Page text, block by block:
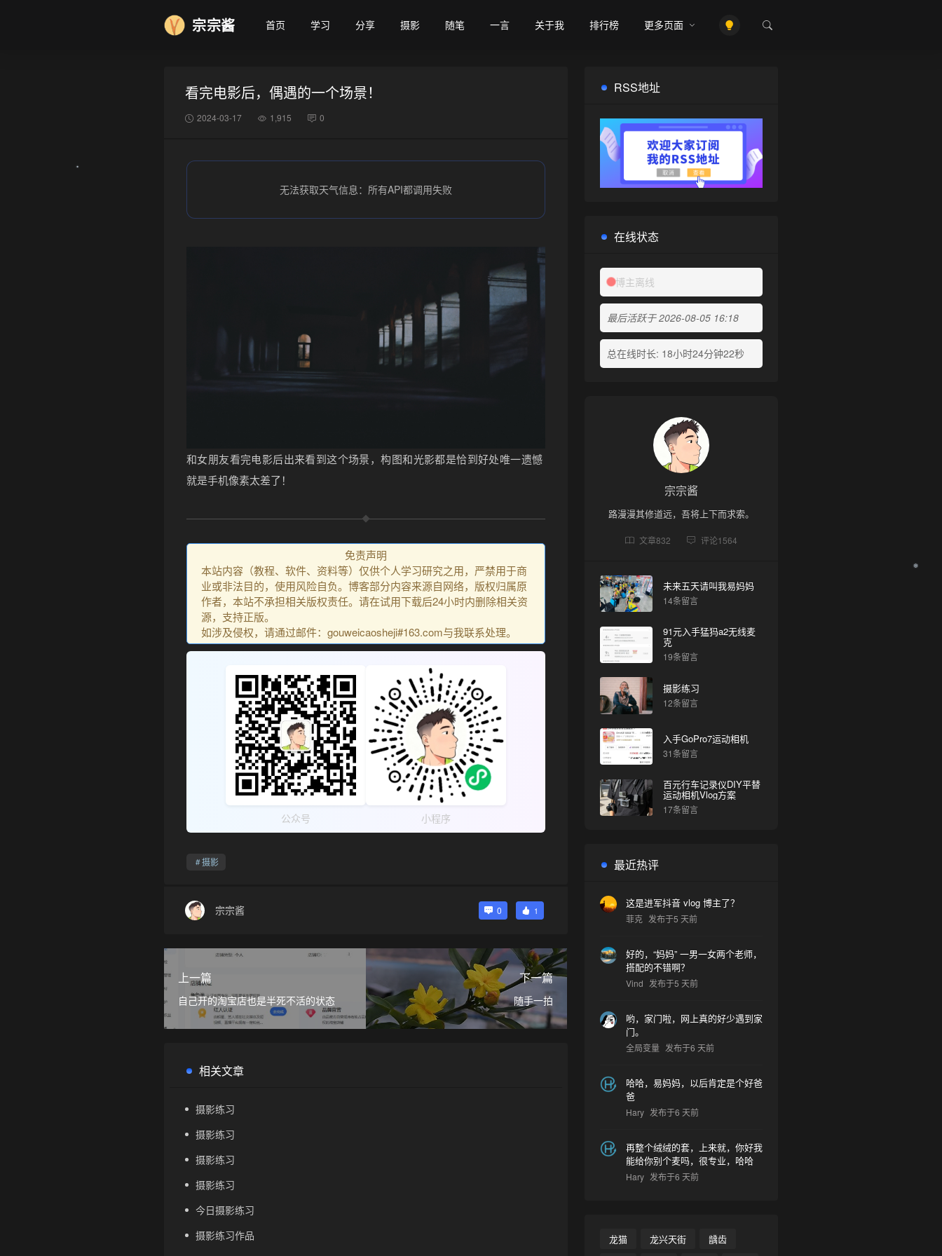
宗宗酱 首页 学习 分享 摄影 随笔 一言 关于我 排行榜 更多页面
看完电影后，偶遇的一个场景！
2024-03-17 1,915 0
无法获取天气信息：所有API都调用失败
和女朋友看完电影后出来看到这个场景，构图和光影都是恰到好处唯一遗憾
就是手机像素太差了！
免责声明
本站内容（教程、软件、资料等）仅供个人学习研究之用，严禁用于商
业或非法目的，使用风险自负。博客部分内容来源自网络，版权归属原
作者，本站不承担相关版权责任。请在试用下载后24小时内删除相关资
源，支持正版。
如涉及侵权，请通过邮件：gouweicaosheji#163.com与我联系处理。
公众号 小程序
摄影
宗宗酱 0 1
上一篇
自己开的淘宝店也是半死不活的状态
下一篇
随手一拍
相关文章
摄影练习
摄影练习
摄影练习
摄影练习
今日摄影练习
摄影练习作品
RSS地址
在线状态
博主离线
最后活跃于 2026-08-05 16:18
总在线时长: 18小时24分钟22秒
宗宗酱
路漫漫其修道远，吾将上下而求索。
文章832 评论1564
未来五天请叫我易妈妈
14条留言
91元入手猛犸a2无线麦
克
19条留言
摄影练习
12条留言
入手GoPro7运动相机
31条留言
百元行车记录仪DIY平替
运动相机Vlog方案
17条留言
最近热评
这是进军抖音 vlog 博主了？
菲克 发布于5 天前
好的，“妈妈” 一男一女两个老师，
搭配的不错啊？
Vind 发布于5 天前
哟，家门啦，网上真的好少遇到家
门。
全局变量 发布于6 天前
哈哈，易妈妈，以后肯定是个好爸
爸
Hary 发布于6 天前
再整个绒绒的套，上来就，你好我
能给你别个麦吗，很专业，哈哈
Hary 发布于6 天前
龙猫 龙兴天街 龋齿